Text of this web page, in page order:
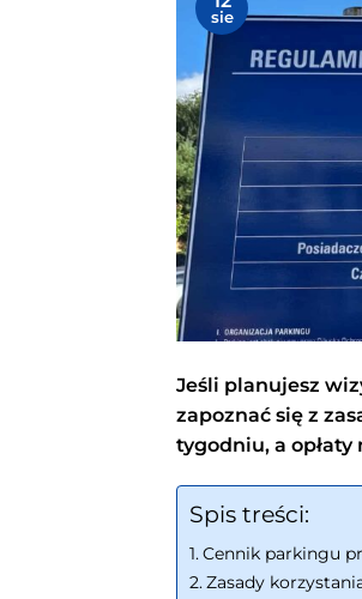
sie
Jeśli planujesz
zapoznać się z
tygodniu, a
Spis treści:
Cennik parkingu
Zasady